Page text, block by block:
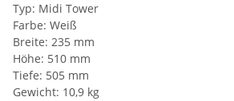
Typ: Midi Tower
Farbe: Weiß
Breite: 235 mm
Höhe: 510 mm
Tiefe: 505 mm
Gewicht: 10,9 kg